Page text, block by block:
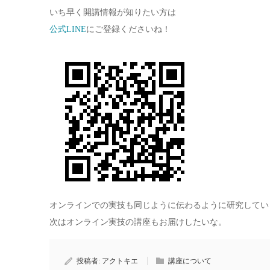
いち早く開講情報が知りたい方は
公式LINEにご登録くださいね！
オンラインでの実技も同じように伝わるように研究して
次はオンライン実技の講座もお届けしたいな。
投稿者: アクトキエ 講座について